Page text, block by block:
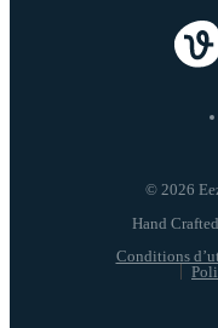
© 2026
Conditions